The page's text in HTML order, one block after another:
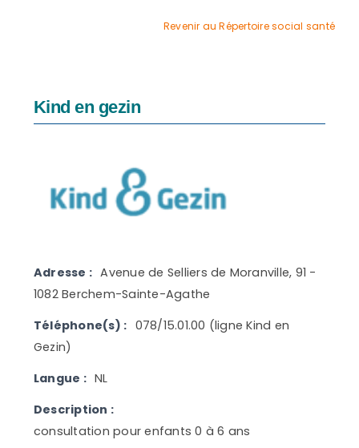
Revenir au Répertoire social santé
Kind en gezin
Adresse : Avenue de Selliers de Moranville, 91 -
1082 Berchem-Sainte-Agathe
Téléphone(s) : 078/15.01.00 (ligne Kind en
Gezin)
Langue : NL
Description :
consultation pour enfants 0 à 6 ans